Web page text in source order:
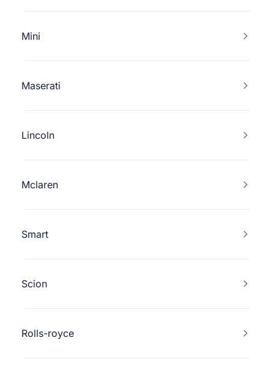
Mini
Maserati
Lincoln
Mclaren
Smart
Scion
Rolls-royce